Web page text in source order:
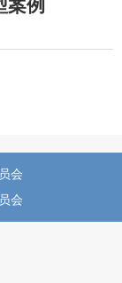
案例
会
会